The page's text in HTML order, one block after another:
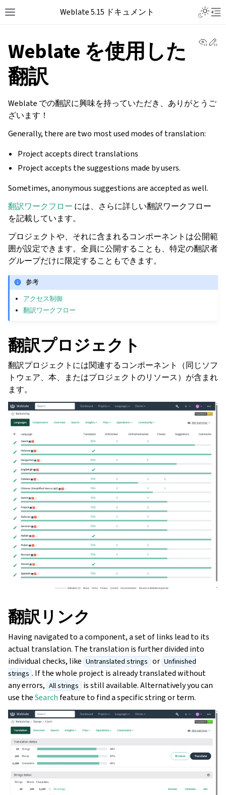
Weblate 5.15 ドキュメント
Weblate を使用した
翻訳
Weblate での翻訳に興味を持っていただき、ありがとうご
ざいます！
Generally, there are two most used modes of translation:
Project accepts direct translations
Project accepts the suggestions made by users.
Sometimes, anonymous suggestions are accepted as well.
翻訳ワークフロー には、さらに詳しい翻訳ワークフロー
を記載しています。
プロジェクトや、それに含まれるコンポーネントは公開範
囲が設定できます。全員に公開することも、特定の翻訳者
グループだけに限定することもできます。
参考
アクセス制御
翻訳ワークフロー
翻訳プロジェクト
翻訳プロジェクトには関連するコンポーネント（同じソフ
トウェア、本、またはプロジェクトのリソース）が含まれ
ます。
翻訳リンク
Having navigated to a component, a set of links lead to its
actual translation. The translation is further divided into
individual checks, like Untranslated strings or Unfinished
strings . If the whole project is already translated without
any errors, All strings is still available. Alternatively you can
use theSearch feature to find a specific string or term.